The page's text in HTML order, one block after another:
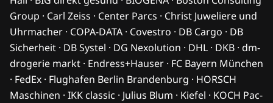
Group · Carl Zeiss · Center Parcs · Christ Juweliere und
Uhrmacher · COPA-DATA · Covestro · DB Cargo · DB
Sicherheit · DB Systel · DG Nexolution · DHL · DKB · dm-
drogerie markt · Endress+Hauser · FC Bayern München
· FedEx · Flughafen Berlin Brandenburg · HORSCH
Maschinen · IKK classic · Julius Blum · Kiefel · KOCH Pac-